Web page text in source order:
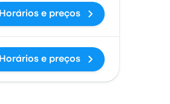
Horários e preços
Horários e preços